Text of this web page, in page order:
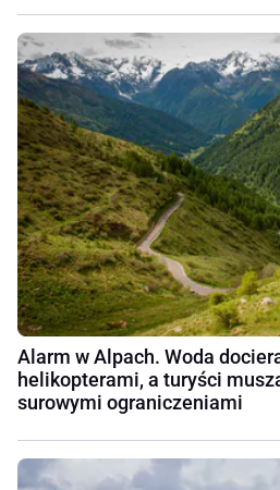
Alarm w Alpach. Woda
helikopterami, a turyści
surowymi ograniczeniami